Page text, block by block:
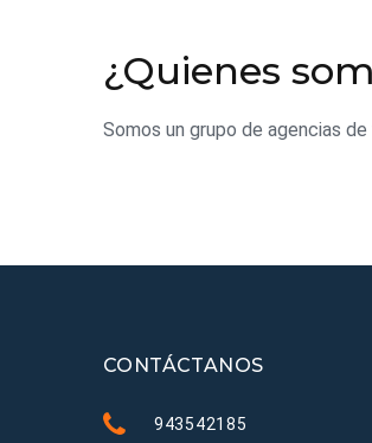
¿Quienes
Somos un grupo de agencias
CONTÁCTANOS
943542185